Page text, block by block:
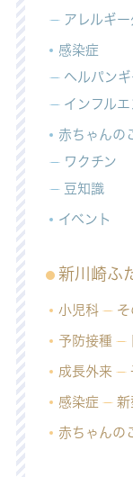
アレルギー
感染症
ヘルパン
インフル
赤ちゃんの
ワクチン
豆知識
イベント
新川崎ふ
小児科 そ
予防接種
成長外来
感染症 新
赤ちゃんの